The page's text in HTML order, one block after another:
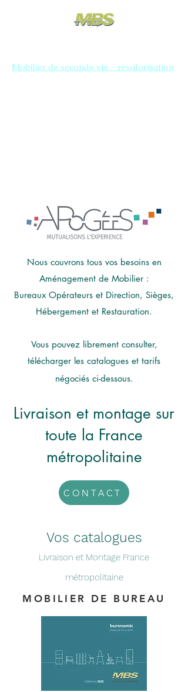
Mobilier de seconde vie - revalorisation
Nous couvrons tous vos besoins en
Aménagement de Mobilier :
Bureaux Opérateurs et Direction, Sièges,
Hébergement et Restauration.
Vous pouvez librement consulter,
télécharger les catalogues et tarifs
négociés ci-dessous.
Livraison et montage sur
toute la France
métropolitaine
CONTACT
Vos catalogues
Livraison et Montage France
métropolitaine
MOBILIER DE BUREAU